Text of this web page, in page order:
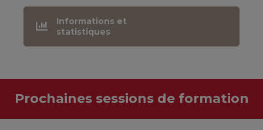
Informations et
statistiques
Prochaines sessions de formation